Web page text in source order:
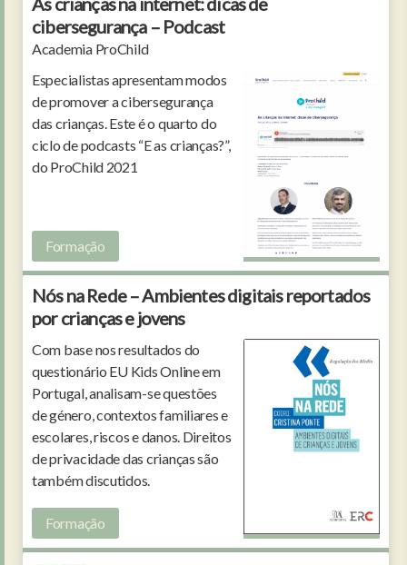
cibersegurança – Podcast
Academia ProChild
Especialistas apresentam modos
de promover a cibersegurança
das crianças. Este é o quarto do
ciclo de podcasts “E as crianças?”,
do ProChild 2021
Formação
Nós na Rede – Ambientes digitais reportados
por crianças e jovens
Com base nos resultados do
questionário EU Kids Online em
Portugal, analisam-se questões
de género, contextos familiares e
escolares, riscos e danos. Direitos
de privacidade das crianças são
também discutidos.
Formação